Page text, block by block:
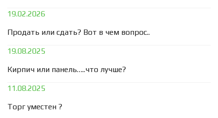
19.02.2026
Продать или сдать? Вот в чем вопрос..
19.08.2025
Кирпич или панель…..что лучше?
11.08.2025
Торг уместен ?